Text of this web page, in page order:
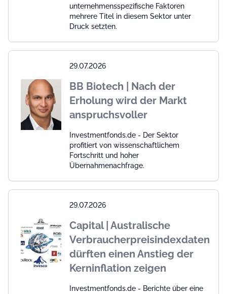
unternehmensspezifische Faktoren
mehrere Titel in diesem Sektor unter
Druck setzten.
29.07.2026
BB Biotech | Nach der
Erholung wird der Markt
anspruchsvoller
Investmentfonds.de - Der Sektor
profitiert von wissenschaftlichem
Fortschritt und hoher
Übernahmenachfrage.
29.07.2026
Capital | Australische
Verbraucherpreisindexdaten
dürften einen Anstieg der
Kerninflation zeigen
Investmentfonds.de - Berichte über eine